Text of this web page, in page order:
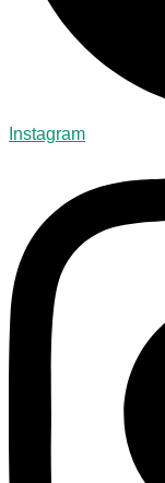
Instagram